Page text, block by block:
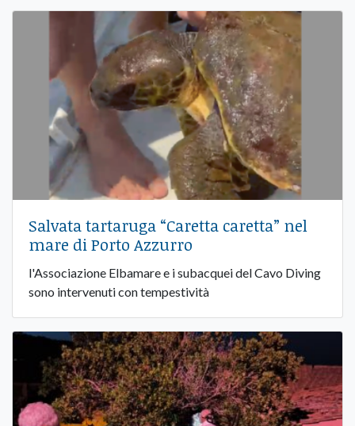
Salvata tartaruga “Caretta caretta” nel
mare di Porto Azzurro
l'Associazione Elbamare e i subacquei del Cavo Diving
sono intervenuti con tempestività